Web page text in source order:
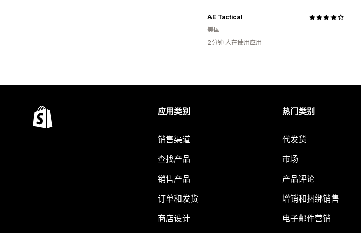
AE Tactical
美国
2分钟 人在使用应用
应用类别
销售渠道
查找产品
销售产品
订单和发货
商店设计
热门类别
代发货
市场
产品评论
增销和捆绑销售
电子邮件营销